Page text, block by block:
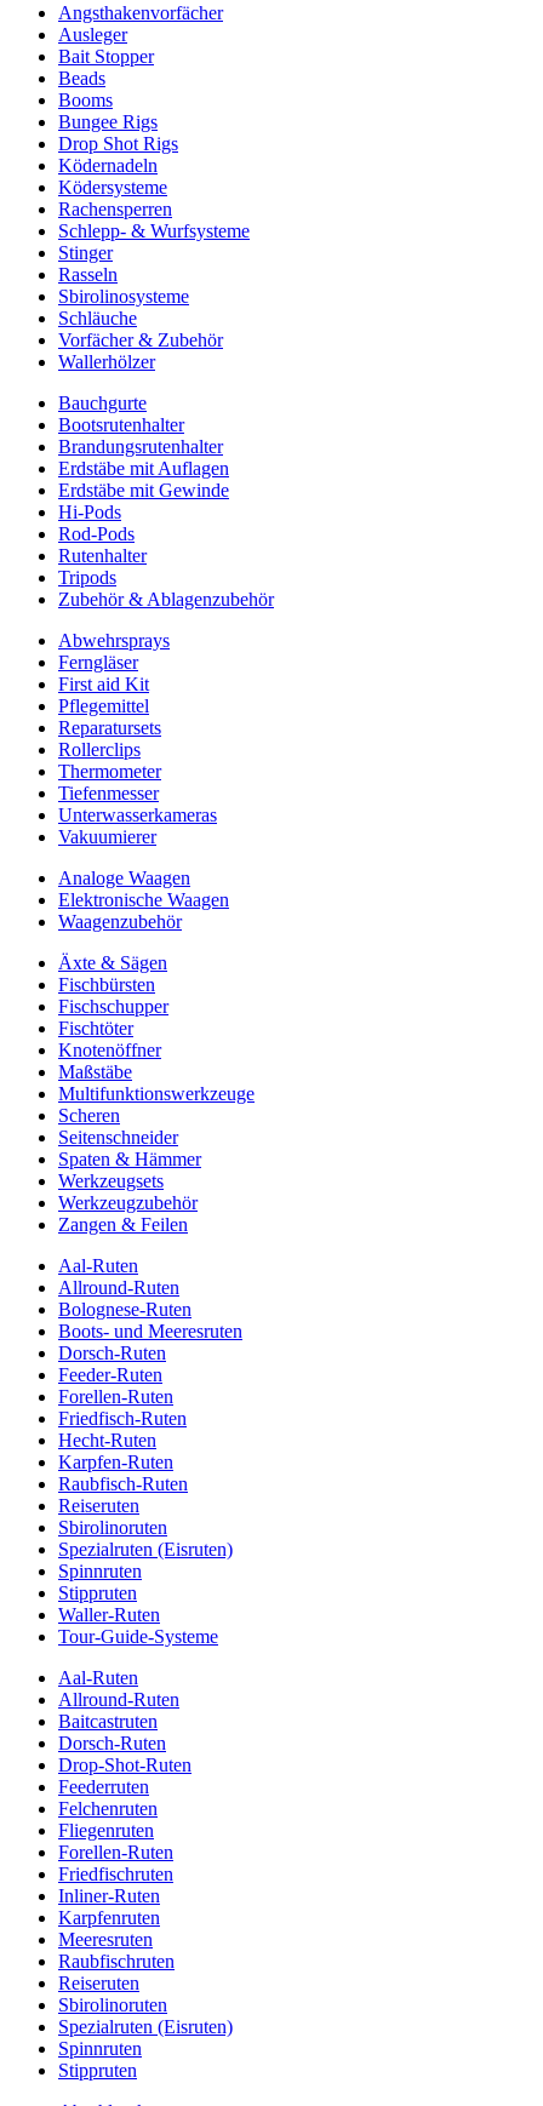
Angsthakenvorfächer
Ausleger
Bait Stopper
Beads
Booms
Bungee Rigs
Drop Shot Rigs
Ködernadeln
Ködersysteme
Rachensperren
Schlepp- & Wurfsysteme
Stinger
Rasseln
Sbirolinosysteme
Schläuche
Vorfächer & Zubehör
Wallerhölzer
Bauchgurte
Bootsrutenhalter
Brandungsrutenhalter
Erdstäbe mit Auflagen
Erdstäbe mit Gewinde
Hi-Pods
Rod-Pods
Rutenhalter
Tripods
Zubehör & Ablagenzubehör
Abwehrsprays
Ferngläser
First aid Kit
Pflegemittel
Reparatursets
Rollerclips
Thermometer
Tiefenmesser
Unterwasserkameras
Vakuumierer
Analoge Waagen
Elektronische Waagen
Waagenzubehör
Äxte & Sägen
Fischbürsten
Fischschupper
Fischtöter
Knotenöffner
Maßstäbe
Multifunktionswerkzeuge
Scheren
Seitenschneider
Spaten & Hämmer
Werkzeugsets
Werkzeugzubehör
Zangen & Feilen
Aal-Ruten
Allround-Ruten
Bolognese-Ruten
Boots- und Meeresruten
Dorsch-Ruten
Feeder-Ruten
Forellen-Ruten
Friedfisch-Ruten
Hecht-Ruten
Karpfen-Ruten
Raubfisch-Ruten
Reiseruten
Sbirolinoruten
Spezialruten (Eisruten)
Spinnruten
Stippruten
Waller-Ruten
Tour-Guide-Systeme
Aal-Ruten
Allround-Ruten
Baitcastruten
Dorsch-Ruten
Drop-Shot-Ruten
Feederruten
Felchenruten
Fliegenruten
Forellen-Ruten
Friedfischruten
Inliner-Ruten
Karpfenruten
Meeresruten
Raubfischruten
Reiseruten
Sbirolinoruten
Spezialruten (Eisruten)
Spinnruten
Stippruten